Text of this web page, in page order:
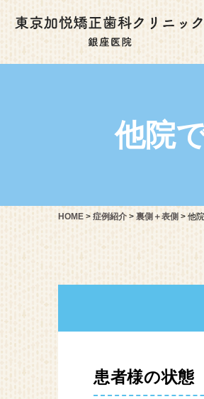
他院
HOME > 症例紹介 > 裏側＋表側 >他
患者様の状態